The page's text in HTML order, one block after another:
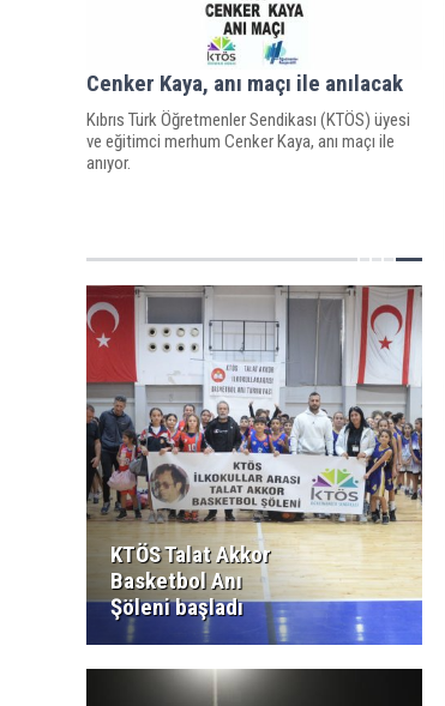
Cenker Kaya, anı maçı ile anılacak
Kıbrıs Türk Öğretmenler Sendikası (KTÖS) üyesi
ve eğitimci merhum Cenker Kaya, anı maçı ile
anıyor.
KTÖS Talat Akkor
Basketbol Anı
Şöleni başladı